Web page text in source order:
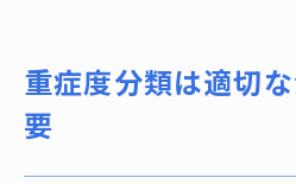
重症度分類は適切
要